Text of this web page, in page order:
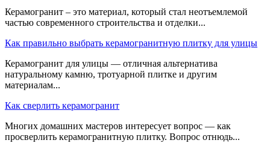
Керамогранит – это материал, который стал неотъемлемой
частью современного строительства и отделки...
Как правильно выбрать керамогранитную плитку для улицы
Керамогранит для улицы — отличная альтернатива
натуральному камню, тротуарной плитке и другим
материалам...
Как сверлить керамогранит
Многих домашних мастеров интересует вопрос — как
просверлить керамогранитную плитку. Вопрос отнюдь...